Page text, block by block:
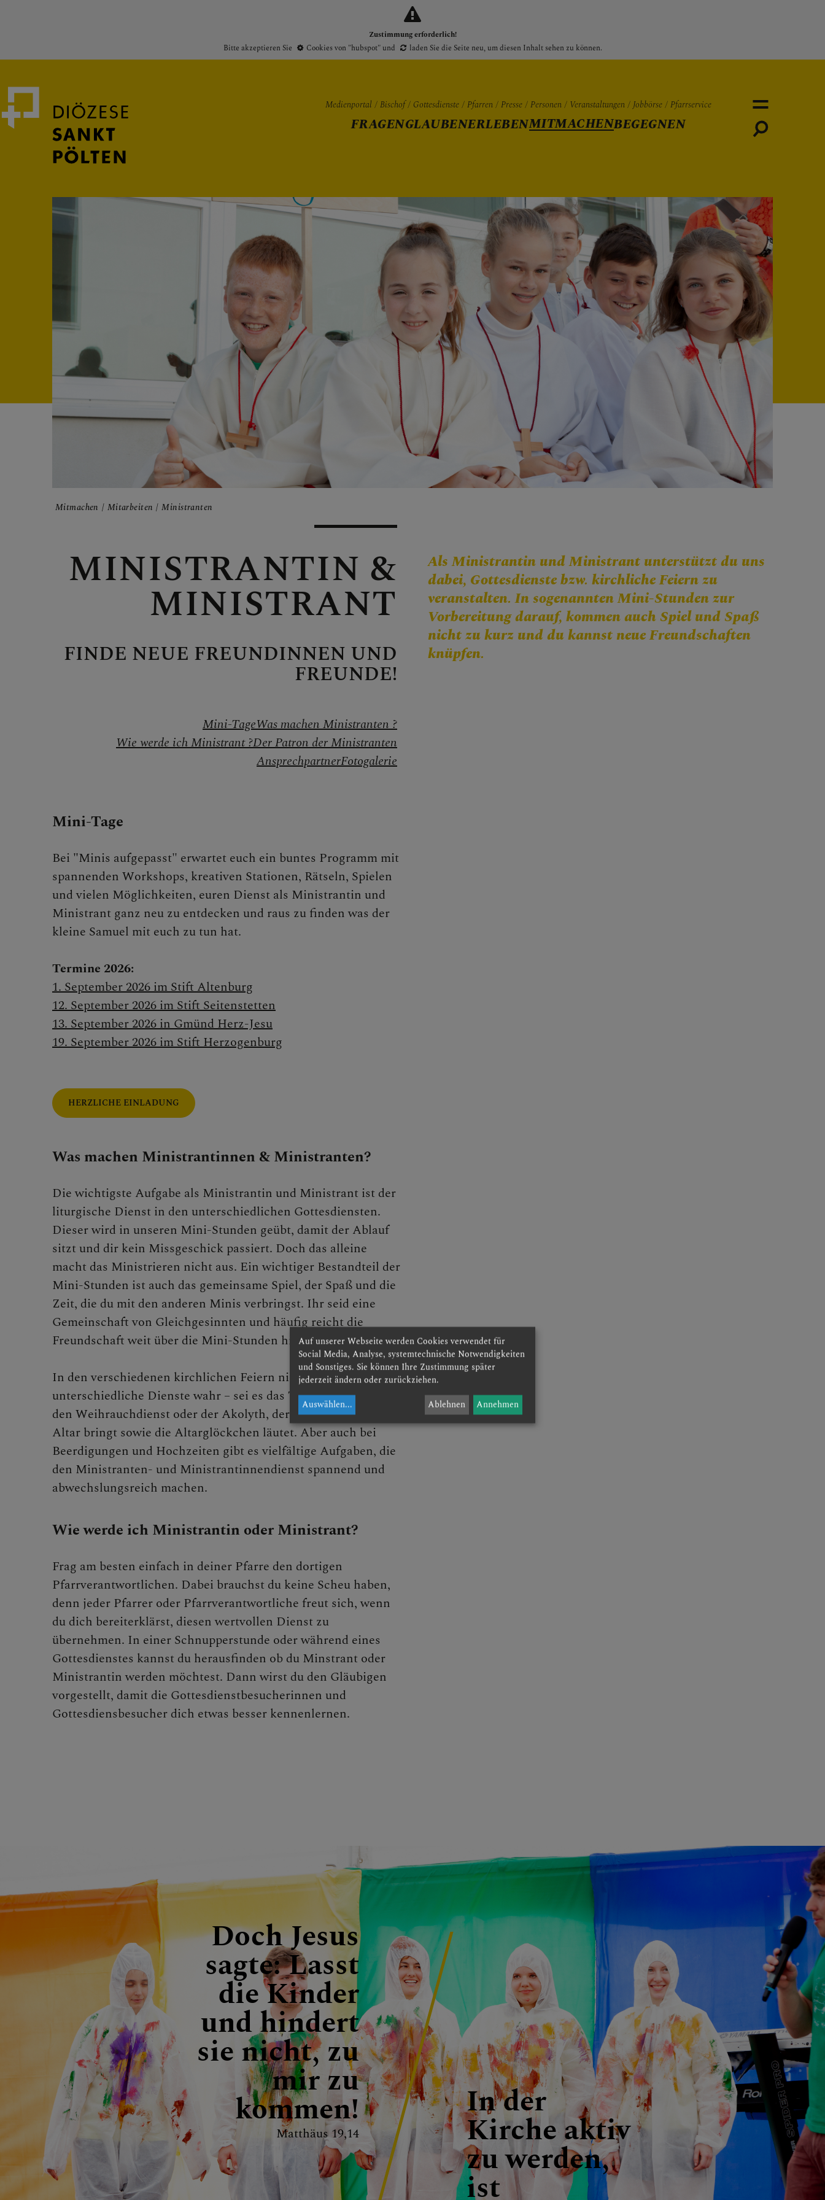
Zustimmung erforderlich!
Bitte akzeptieren Sie
Cookies von "hubspot"und laden Sie die Seite neu, um diesen Inhalt sehen zu können.
Medienportal Gottesdienste Pfarren Presse Personen Veranstaltungen
FRAGEN
GLAUBEN
ERLEBEN
MITMACHEN
Berufung
Wiedereintritt
Startklar
Alphakurse
Pastorale Berufe
Jobbörse
Kirchenbeitrag
Synodaler Prozess
Arbeitslosenfond
Schöpfung
BEGEGNEN
Medienportal Bischof Gottesdienste Pfarren Presse Personen Veranstaltungen Jobbörse Pfarrservice
FRAGENGLAUBENERLEBENMITMACHENBEGEGNEN
Mitmachen Mitarbeiten Ministranten
MINISTRANTIN &
MINISTRANT
FINDE NEUE FREUNDINNEN UND
FREUNDE!
Mini-TageWas machen Ministranten ?
Wie werde ich Ministrant ?Der Patron der Ministranten
AnsprechpartnerFotogalerie
Als Ministrantin und Ministrant unterstützt du uns
dabei, Gottesdienste bzw. kirchliche Feiern zu
veranstalten. In sogenannten Mini-Stunden zur
Vorbereitung darauf, kommen auch Spiel und Spaß
nicht zu kurz und du kannst neue Freundschaften
knüpfen.
Mini-Tage
Bei "Minis aufgepasst" erwartet euch ein buntes Programm mit
spannenden Workshops, kreativen Stationen, Rätseln, Spielen
und vielen Möglichkeiten, euren Dienst als Ministrantin und
Ministrant ganz neu zu entdecken und raus zu finden was der
kleine Samuel mit euch zu tun hat.
Termine 2026:
1. September 2026 im Stift Altenburg
12. September 2026 im Stift Seitenstetten
13. September 2026 in Gmünd Herz-Jesu
19. September 2026 im Stift Herzogenburg
HERZLICHE EINLADUNG
Was machen Ministrantinnen & Ministranten?
Die wichtigste Aufgabe als Ministrantin und Ministrant ist der
liturgische Dienst in den unterschiedlichen Gottesdiensten.
Dieser wird in unseren Mini-Stunden geübt, damit der Ablauf
sitzt und dir kein Missgeschick passiert. Doch das alleine
macht das Ministrieren nicht aus. Ein wichtiger Bestandteil der
Mini-Stunden ist auch das gemeinsame Spiel, der Spaß und die
Zeit, die du mit den anderen Minis verbringst. Ihr seid eine
Gemeinschaft von Gleichgesinnten und häufig reicht die
Freundschaft weit über die Mini-Stunden hinaus.
In den verschiedenen kirchlichen Feiern nimmst du
unterschiedliche Dienste wahr – sei es das Tragen der Leuchter,
den Weihrauchdienst oder der Akolyth, der die Gaben zum
Altar bringt sowie die Altarglöckchen läutet. Aber auch bei
Beerdigungen und Hochzeiten gibt es vielfältige Aufgaben, die
den Ministranten- und Ministrantinnendienst spannend und
abwechslungsreich machen.
Wie werde ich Ministrantin oder Ministrant?
Frag am besten einfach in deiner Pfarre den dortigen
Pfarrverantwortlichen. Dabei brauchst du keine Scheu haben,
denn jeder Pfarrer oder Pfarrverantwortliche freut sich, wenn
du dich bereiterklärst, diesen wertvollen Dienst zu
übernehmen. In einer Schnupperstunde oder während eines
Gottesdienstes kannst du herausfinden ob du Minstrant oder
Ministrantin werden möchtest. Dann wirst du den Gläubigen
vorgestellt, damit die Gottesdienstbesucherinnen und
Gottesdiensbesucher dich etwas besser kennenlernen.
Doch Jesus
sagte: Lasst
die Kinder
und hindert
sie nicht, zu
mir zu
kommen!
Matthäus 19,14
In der
Kirche aktiv
zu werden,
ist
Auf unserer Webseite werden Cookies verwendet für
Social Media, Analyse, systemtechnische Notwendigkeiten
und Sonstiges. Sie können Ihre Zustimmung später
jederzeit ändern oder zurückziehen.
Auswählen... Ablehnen Annehmen